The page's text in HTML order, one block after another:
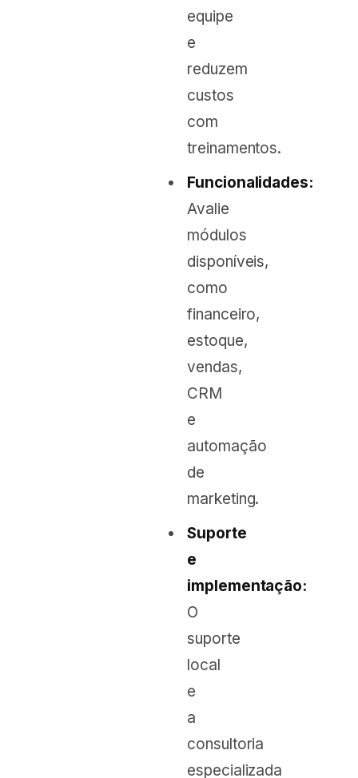
equipe
e
reduzem
custos
com
treinamentos.
Funcionalidades:
Avalie
módulos
disponíveis,
como
financeiro,
estoque,
vendas,
CRM
e
automação
de
marketing.
Suporte
e
implementação:
O
suporte
local
e
a
consultoria
especializada